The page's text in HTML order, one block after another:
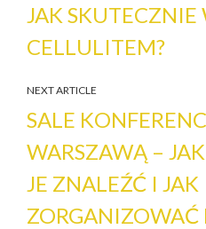
JAK SKUTECZNIE
CELLULITEM?
NEXT ARTICLE
SALE
WARSZAWĄ –
JE ZNALEŹĆ I JAK
ZORGANIZOWAĆ